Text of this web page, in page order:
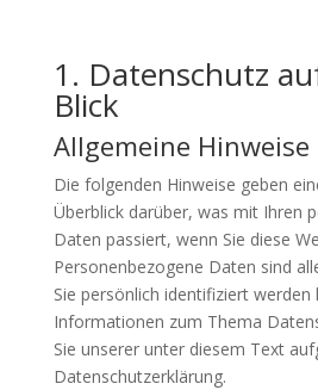
1. Datenschutz
Blick
Allgemeine Hinweise
Die folgenden Hinweise geben
Überblick darüber, was mit Ihren
Daten passiert, wenn Sie diese
Personenbezogene Daten sind
Sie persönlich identifiziert werden
Informationen zum Thema
Sie unserer unter diesem Text
Datenschutzerklärung.